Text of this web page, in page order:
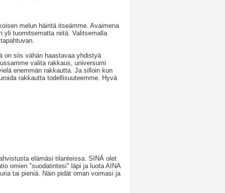
melun häiritä itseämme. Avaimena
yli tuomitsematta niitä. Valitsemalla
on siis vähän haastavaa yhdistyä
valita rakkaus, universumi
enemmän rakkautta. Ja silloin kun
rakkautta todellisuuteemme. Hyvä
elämäsi tilanteissa. SINÄ olet
omien "suodatintesi" läpi ja luota AINA
tai pieniä. Näin pidät oman voimasi ja